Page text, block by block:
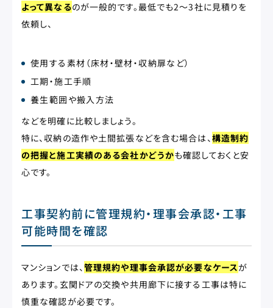
よって異なるのが一般的です。最低でも2〜3社に見積りを
依頼し、
使用する素材（床材・壁材・収納扉など）
工期・施工手順
養生範囲や搬入方法
などを明確に比較しましょう。
特に、収納の造作や土間拡張などを含む場合は、構造制約
の把握と施工実績のある会社かどうかも確認しておくと安
心です。
工事契約前に管理規約・理事会承認・工事
可能時間を確認
マンションでは、管理規約や理事会承認が必要なケースが
あります。玄関ドアの交換や共用廊下に接する工事は特に
慎重な確認が必要です。